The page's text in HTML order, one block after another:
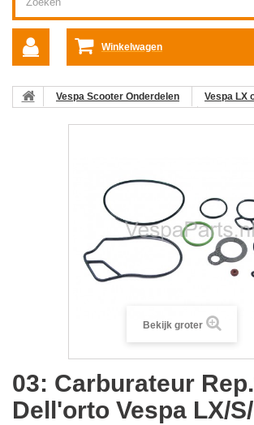
Winkelwagen
Vespa Scooter Onderdelen
Vespa LX
Bekijk groter
03: Carburateur
Dell'orto Vespa LX/